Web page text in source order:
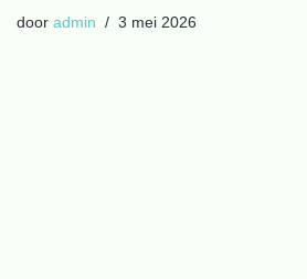
door admin 3 mei 2026